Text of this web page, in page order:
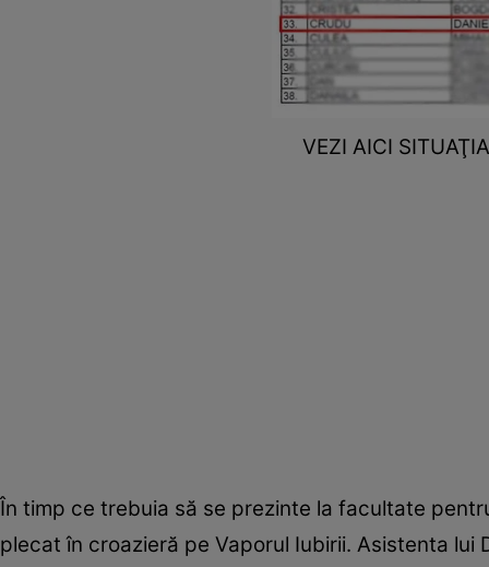
VEZI AICI
În timp ce trebuia să se prezinte la facultate
plecat în croazieră pe Vaporul Iubirii. Asistenta